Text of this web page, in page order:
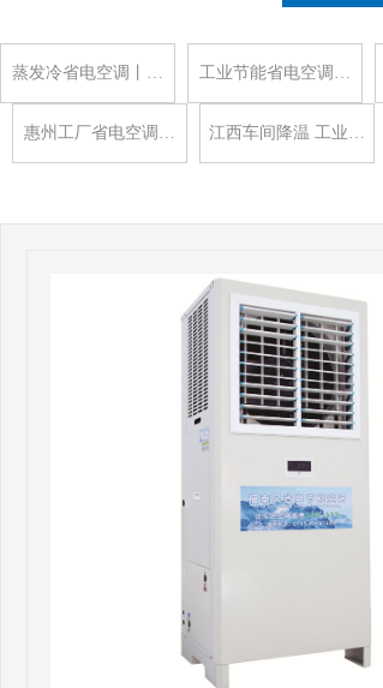
蒸发冷省电空调丨… 工业节能省电空调…
惠州工厂省电空调… 江西车间降温 工业…